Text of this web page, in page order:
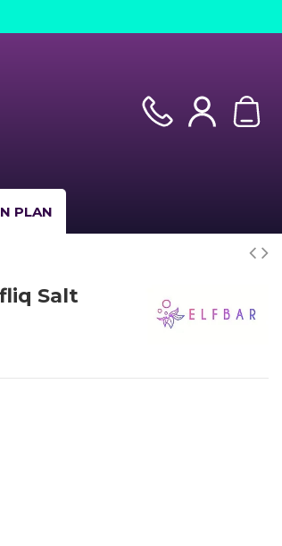
PLAN
Salt